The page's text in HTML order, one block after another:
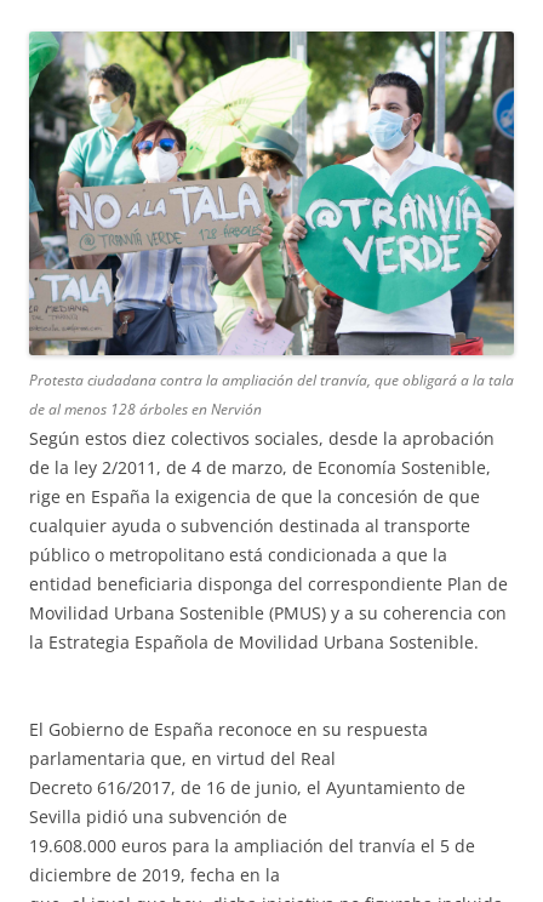
Protesta ciudadana contra la ampliación del tranvía, que obligará a la tala
de al menos 128 árboles en Nervión
Según estos diez colectivos sociales, desde la aprobación
de la ley 2/2011, de 4 de marzo, de Economía Sostenible,
rige en España la exigencia de que la concesión de que
cualquier ayuda o subvención destinada al transporte
público o metropolitano está condicionada a que la
entidad beneficiaria disponga del correspondiente Plan de
Movilidad Urbana Sostenible (PMUS) y a su coherencia con
la Estrategia Española de Movilidad Urbana Sostenible.
El Gobierno de España reconoce en su respuesta
parlamentaria que, en virtud del Real
Decreto 616/2017, de 16 de junio, el Ayuntamiento de
Sevilla pidió una subvención de
19.608.000 euros para la ampliación del tranvía el 5 de
diciembre de 2019, fecha en la